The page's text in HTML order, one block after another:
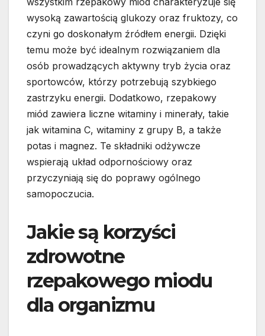
wysoką zawartością glukozy oraz fruktozy, co
czyni go doskonałym źródłem energii. Dzięki
temu może być idealnym rozwiązaniem dla
osób prowadzących aktywny tryb życia oraz
sportowców, którzy potrzebują szybkiego
zastrzyku energii. Dodatkowo, rzepakowy
miód zawiera liczne witaminy i minerały, takie
jak witamina C, witaminy z grupy B, a także
potas i magnez. Te składniki odżywcze
wspierają układ odpornościowy oraz
przyczyniają się do poprawy ogólnego
samopoczucia.
Jakie są korzyści
zdrowotne
rzepakowego miodu
dla organizmu